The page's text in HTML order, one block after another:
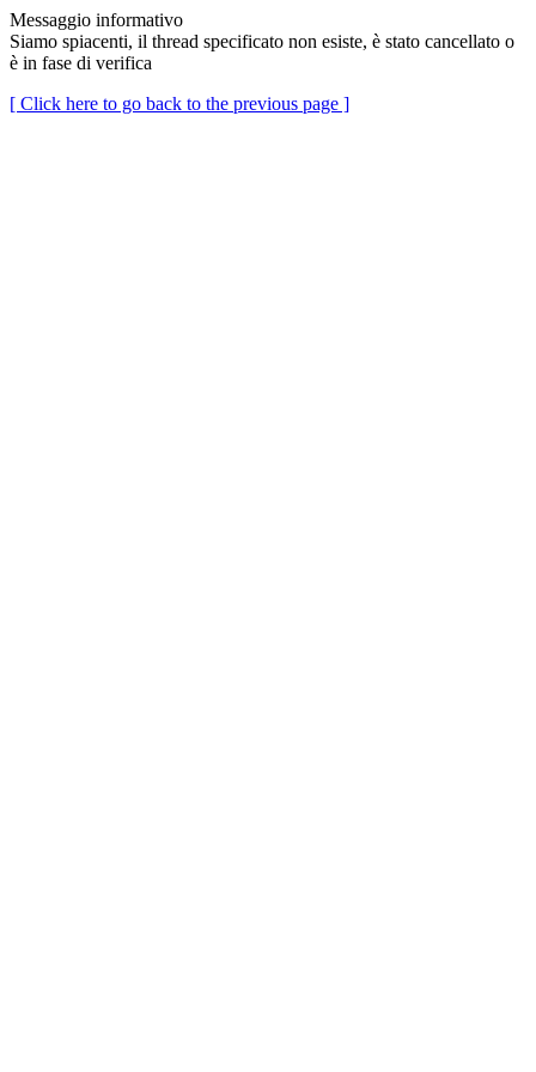
Messaggio informativo
Siamo spiacenti, il thread specificato non esiste, è stato cancellato o
è in fase di verifica
[ Click here to go back to the previous page ]